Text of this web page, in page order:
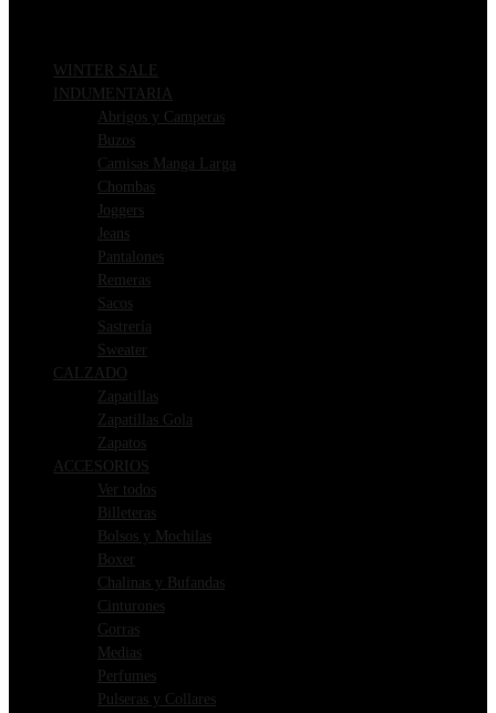
WINTER SALE
INDUMENTARIA
Abrigos y Camperas
Buzos
Camisas Manga Larga
Chombas
Joggers
Jeans
Pantalones
Remeras
Sacos
Sastrería
Sweater
CALZADO
Zapatillas
Zapatillas Gola
Zapatos
ACCESORIOS
Ver todos
Billeteras
Bolsos y Mochilas
Boxer
Chalinas y Bufandas
Cinturones
Gorras
Medias
Perfumes
Pulseras y Collares